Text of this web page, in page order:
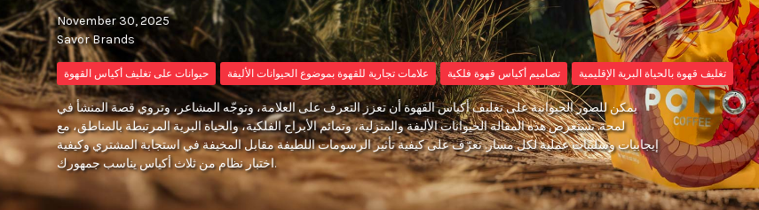
November 30, 2025
Savor Brands
حيوانات على تغليف أكياس القهوة علامات تجارية للقهوة بموضوع الحيوانات الأليفة تصاميم أكياس قهوة فلكية تغليف قهوة بالحياة البرية الإقليمية
يمكن للصور الحيوانية على تغليف أكياس القهوة أن تعزز التعرف على العلامة، وتوجّه المشاعر، وتروي قصة المنشأ في
لمحة. تستعرض هذه المقالة الحيوانات الأليفة والمنزلية، وتمائم الأبراج الفلكية، والحياة البرية المرتبطة بالمناطق، مع
إيجابيات وسلبيات عملية لكل مسار. تعرّف على كيفية تأثير الرسومات اللطيفة مقابل المخيفة في استجابة المشتري وكيفية
اختبار نظام من ثلاث أكياس يناسب جمهورك.